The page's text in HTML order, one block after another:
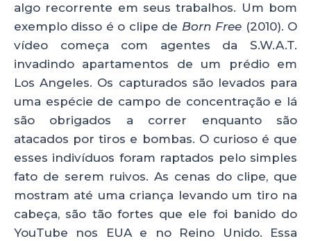
algo recorrente em seus trabalhos. Um bom
exemplo disso é o clipe de Born Free (2010). O
vídeo começa com agentes da S.W.A.T.
invadindo apartamentos de um prédio em
Los Angeles. Os capturados são levados para
uma espécie de campo de concentração e lá
são obrigados a correr enquanto são
atacados por tiros e bombas. O curioso é que
esses indivíduos foram raptados pelo simples
fato de serem ruivos. As cenas do clipe, que
mostram até uma criança levando um tiro na
cabeça, são tão fortes que ele foi banido do
YouTube nos EUA e no Reino Unido. Essa